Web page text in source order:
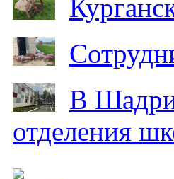
В
отделения